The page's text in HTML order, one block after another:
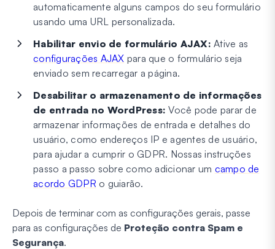
automaticamente alguns campos do seu formulário
usando uma URL personalizada.
Habilitar envio de formulário AJAX: Ative as
configurações AJAX para que o formulário seja
enviado sem recarregar a página.
Desabilitar o armazenamento de informações
de entrada no WordPress: Você pode parar de
armazenar informações de entrada e detalhes do
usuário, como endereços IP e agentes de usuário,
para ajudar a cumprir o GDPR. Nossas instruções
passo a passo sobre como adicionar um campo de
acordo GDPR o guiarão.
Depois de terminar com as configurações gerais, passe
para as configurações de Proteção contra Spam e
Segurança.